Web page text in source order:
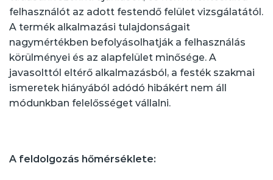
felhasználót az adott festendő felület vizsgálatától.
A termék alkalmazási tulajdonságait
nagymértékben befolyásolhatják a felhasználás
körülményei és az alapfelület minősége. A
javasolttól eltérő alkalmazásból, a festék szakmai
ismeretek hiányából adódó hibákért nem áll
módunkban felelősséget vállalni.
A feldolgozás hőmérséklete: